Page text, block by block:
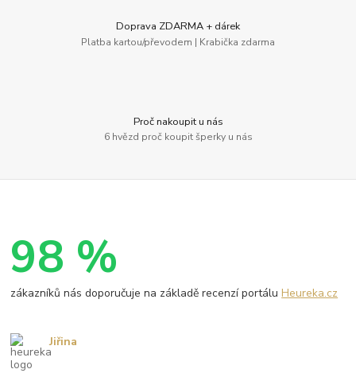
Doprava ZDARMA + dárek
Platba kartou/převodem | Krabička zdarma
Proč nakoupit u nás
6 hvězd proč koupit šperky u nás
98 %
zákazníků nás doporučuje na základě recenzí portáluHeureka.cz
Jiřina